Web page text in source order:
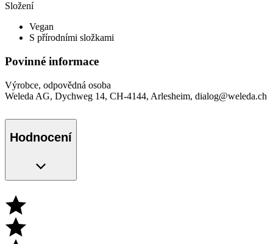
Složení
Vegan
S přírodními složkami
Povinné informace
Výrobce, odpovědná osoba
Weleda AG, Dychweg 14, CH-4144, Arlesheim, dialog@weleda.ch
Hodnocení